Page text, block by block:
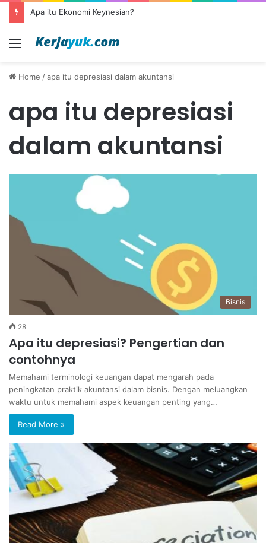
Apa itu Ekonomi Keynesian?
Menu
Home /apa itu depresiasi dalam akuntansi
apa itu depresiasi
dalam akuntansi
Bisnis
28
Apa itu depresiasi? Pengertian dan
contohnya
Memahami terminologi keuangan dapat mengarah pada
peningkatan praktik akuntansi dalam bisnis. Dengan meluangkan
waktu untuk memahami aspek keuangan penting yang…
Read More »